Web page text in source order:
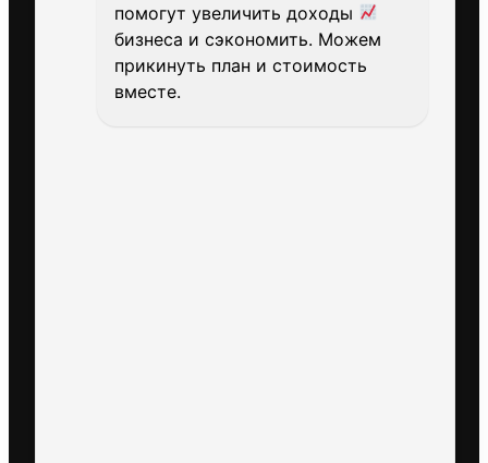
помогут увеличить доходы
бизнеса и сэкономить. Можем
прикинуть план и стоимость
вместе.